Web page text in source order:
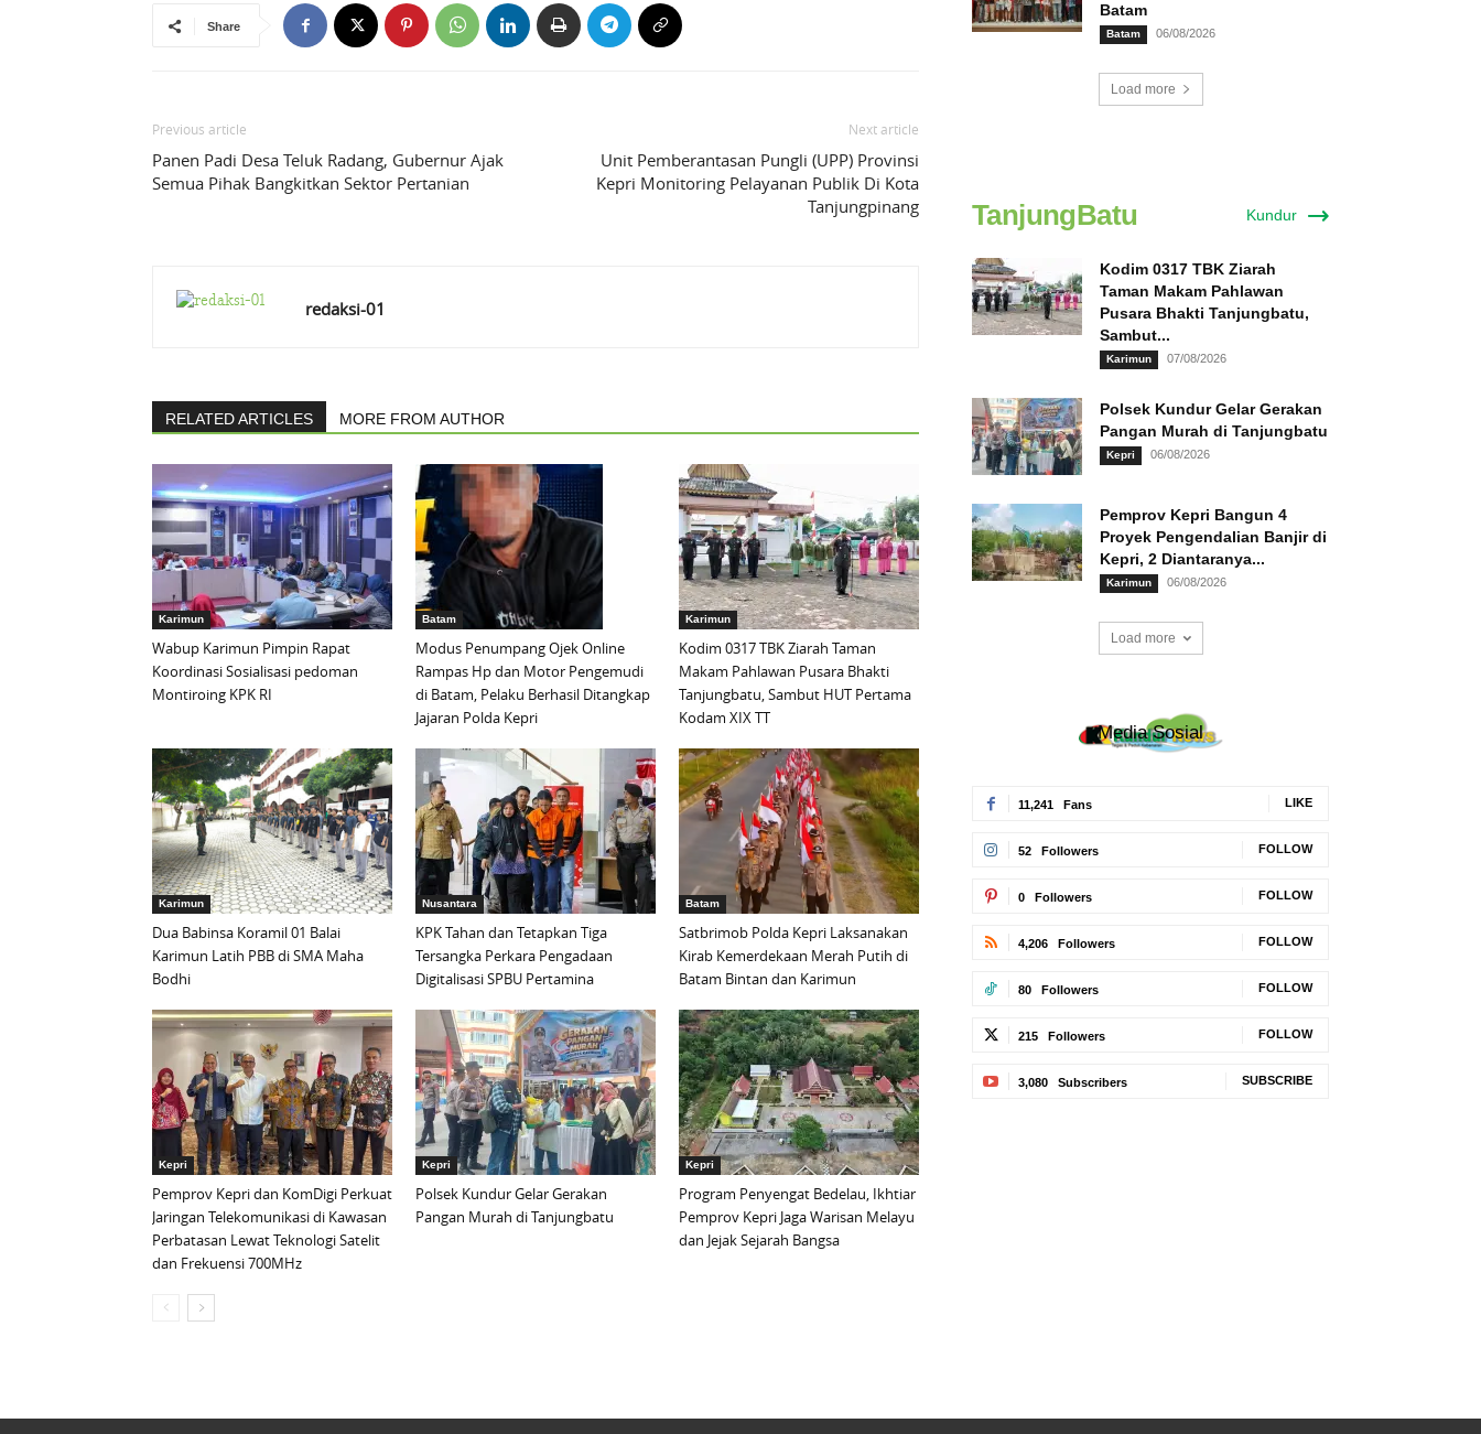
Share
Previous article
Panen Padi Desa Teluk Radang, Gubernur Ajak
Semua Pihak Bangkitkan Sektor Pertanian
Next article
Unit Pemberantasan Pungli (UPP) Provinsi
Kepri Monitoring Pelayanan Publik Di Kota
Tanjungpinang
redaksi-01
RELATED ARTICLES MORE FROM AUTHOR
Karimun
Wabup Karimun Pimpin Rapat
Koordinasi Sosialisasi pedoman
Montiroing KPK RI
Batam
Modus Penumpang Ojek Online
Rampas Hp dan Motor Pengemudi
di Batam, Pelaku Berhasil Ditangkap
Jajaran Polda Kepri
Karimun
Kodim 0317 TBK Ziarah Taman
Makam Pahlawan Pusara Bhakti
Tanjungbatu, Sambut HUT Pertama
Kodam XIX TT
Karimun
Dua Babinsa Koramil 01 Balai
Karimun Latih PBB di SMA Maha
Bodhi
Nusantara
KPK Tahan dan Tetapkan Tiga
Tersangka Perkara Pengadaan
Digitalisasi SPBU Pertamina
Batam
Satbrimob Polda Kepri Laksanakan
Kirab Kemerdekaan Merah Putih di
Batam Bintan dan Karimun
Kepri
Pemprov Kepri dan KomDigi Perkuat
Jaringan Telekomunikasi di Kawasan
Perbatasan Lewat Teknologi Satelit
dan Frekuensi 700MHz
Kepri
Polsek Kundur Gelar Gerakan
Pangan Murah di Tanjungbatu
Kepri
Program Penyengat Bedelau, Ikhtiar
Pemprov Kepri Jaga Warisan Melayu
dan Jejak Sejarah Bangsa
Batam
Batam 06/08/2026
Load more
TanjungBatu Kundur
Kodim 0317 TBK Ziarah
Taman Makam Pahlawan
Pusara Bhakti Tanjungbatu,
Sambut...
Karimun 07/08/2026
Polsek Kundur Gelar Gerakan
Pangan Murah di Tanjungbatu
Kepri 06/08/2026
Pemprov Kepri Bangun 4
Proyek Pengendalian Banjir di
Kepri, 2 Diantaranya...
Karimun 06/08/2026
Load more
Media Sosial
11,241 Fans LIKE
52 Followers FOLLOW
0 Followers FOLLOW
4,206 Followers FOLLOW
80 Followers FOLLOW
215 Followers FOLLOW
3,080 Subscribers SUBSCRIBE